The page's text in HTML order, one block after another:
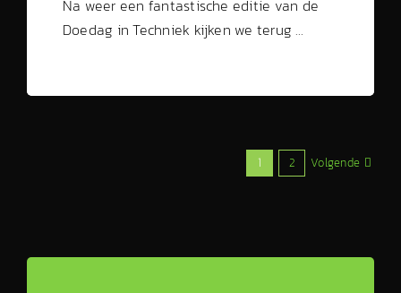
Na weer een fantastische editie van de
Doedag in Techniek kijken we terug …
1 2 Volgende